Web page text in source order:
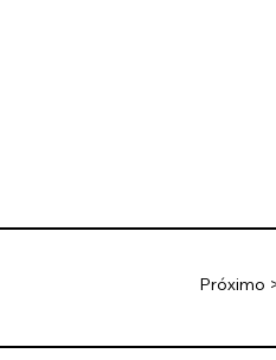
Próximo